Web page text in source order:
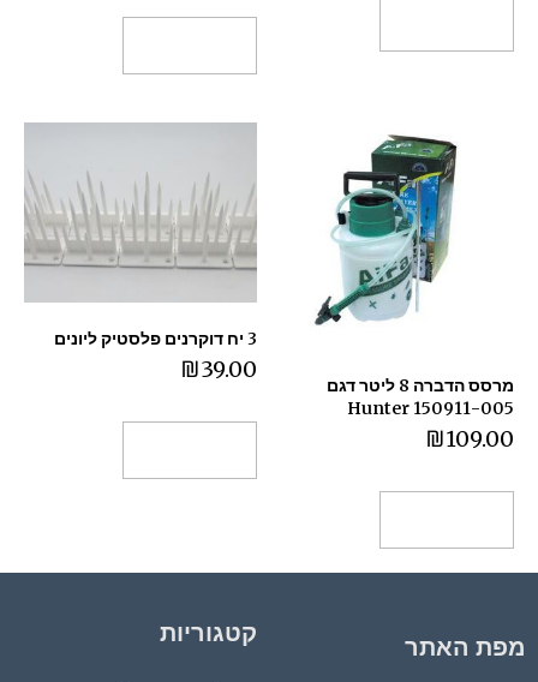
מרסס הדברה 8 ליטר דגם
150911-005 Hunter
₪109.00
3 יח דוקרנים פלסטיק ליונים
₪39.00
מפת האתר קטגוריות